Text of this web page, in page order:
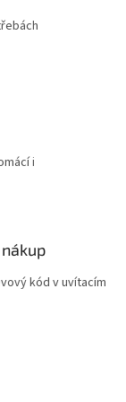
i
kód v uvítacím